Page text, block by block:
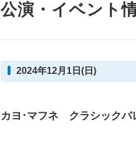
公演・イベント
2024年12月1日(日)
カヨ･マフネ クラシックバ